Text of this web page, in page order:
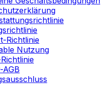
Richtlinie
Nutzung
AGB